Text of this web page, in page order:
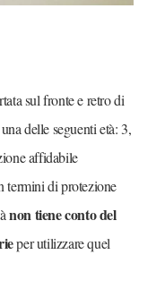
sul fronte e retro di
delle seguenti età: 3,
affidabile
termini di protezione
non tiene conto del
per utilizzare quel